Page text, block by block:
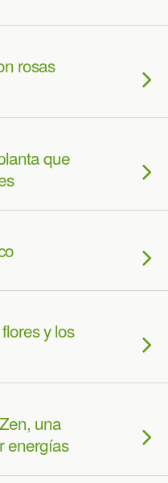
rosas
que
y los
una
energías